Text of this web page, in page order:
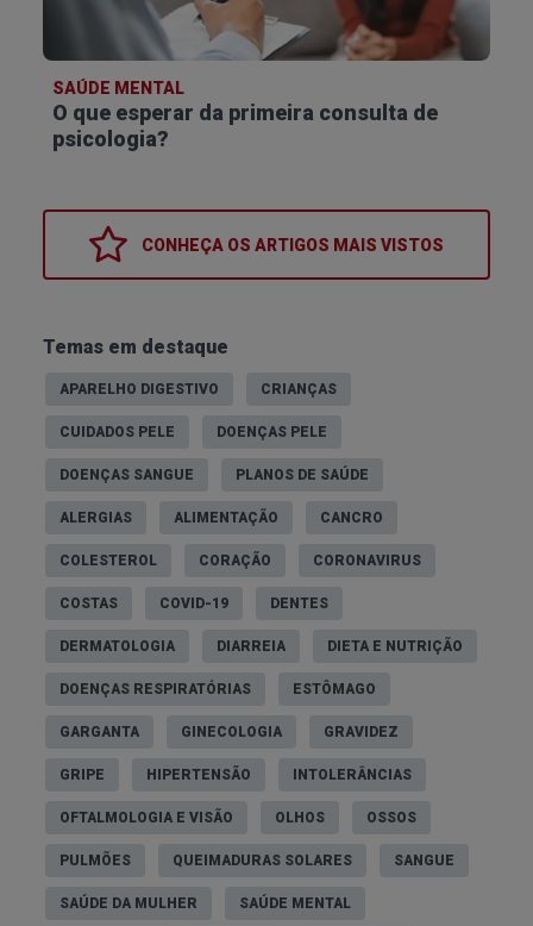
SAÚDE MENTAL
O que esperar da primeira consulta de
psicologia?
CONHEÇA OS ARTIGOS MAIS VISTOS
Temas em destaque
APARELHO DIGESTIVO CRIANÇAS
CUIDADOS PELE DOENÇAS PELE
DOENÇAS SANGUE PLANOS DE SAÚDE
ALERGIAS ALIMENTAÇÃO CANCRO
COLESTEROL CORAÇÃO CORONAVIRUS
COSTAS COVID-19 DENTES
DERMATOLOGIA DIARREIA DIETA E NUTRIÇÃO
DOENÇAS RESPIRATÓRIAS ESTÔMAGO
GARGANTA GINECOLOGIA GRAVIDEZ
GRIPE HIPERTENSÃO INTOLERÂNCIAS
OFTALMOLOGIA E VISÃO OLHOS OSSOS
PULMÕES QUEIMADURAS SOLARES SANGUE
SAÚDE DA MULHER SAÚDE MENTAL